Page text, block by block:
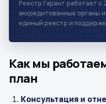
Реестр Гарант работает
аккредитованные органы
единый реестр и
Как мы
план
Консультация и